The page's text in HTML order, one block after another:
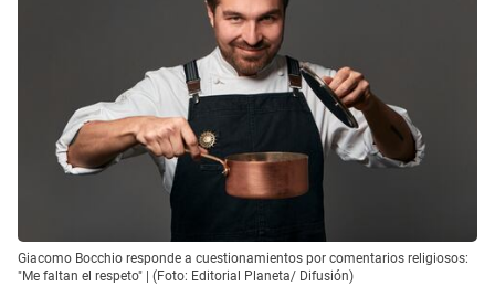
Giacomo Bocchio responde a cuestionamientos por comentarios religiosos:
"Me faltan el respeto" | (Foto: Editorial Planeta/ Difusión)